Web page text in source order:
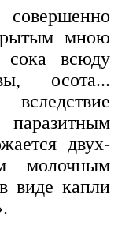
мною
сока всюду
осота...
двух-
молочным
виде капли